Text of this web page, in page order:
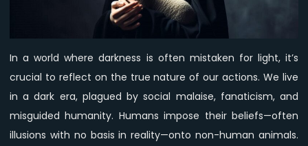
Those
Who
Evil
Good
and
Good
In a world where darkness is often mistaken for light, it’s
crucial to reflect on the true nature of our actions. We live
in a dark era, plagued by social malaise, fanaticism, and
misguided humanity. Humans impose their beliefs—often
illusions with no basis in reality—onto non-human animals.